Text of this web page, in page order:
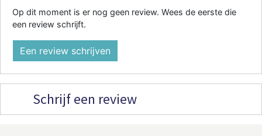
Op dit moment is er nog geen review. Wees de eerste die
een review schrijft.
Een review schrijven
Schrijf een review